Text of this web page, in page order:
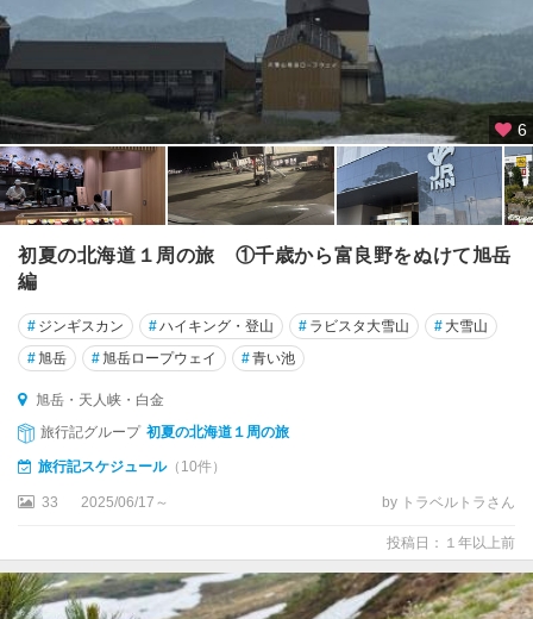
6
初夏の北海道１周の旅 ①千歳から富良野をぬけて旭岳
編
# ジンギスカン #ハイキング・登山 # ラビスタ大雪山 # 大雪山
#旭岳 #旭岳ロープウェイ #青い池
旭岳・天人峡・白金
旅行記グループ 初夏の北海道１周の旅
旅行記スケジュール（10件）
33 2025/06/17～ by トラベルトラさん
投稿日：１年以上前